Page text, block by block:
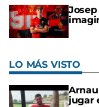
LO MÁS VISTO
jugar